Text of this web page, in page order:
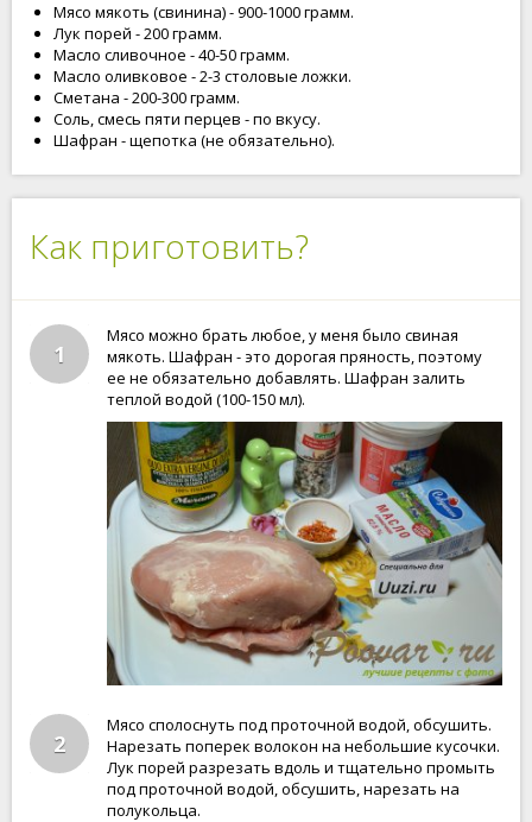
Мясо мякоть (свинина) - 900-1000 грамм.
Лук порей - 200 грамм.
Масло сливочное - 40-50 грамм.
Масло оливковое - 2-3 столовые ложки.
Сметана - 200-300 грамм.
Соль, смесь пяти перцев - по вкусу.
Шафран - щепотка (не обязательно).
Как приготовить?
1
Мясо можно брать любое, у меня было свиная
мякоть. Шафран - это дорогая пряность, поэтому
ее не обязательно добавлять. Шафран залить
теплой водой (100-150 мл).
2
Мясо сполоснуть под проточной водой, обсушить.
Нарезать поперек волокон на небольшие кусочки.
Лук порей разрезать вдоль и тщательно промыть
под проточной водой, обсушить, нарезать на
полукольца.